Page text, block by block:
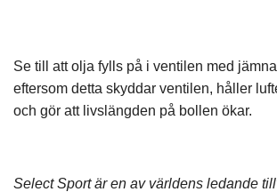
Se till att olja fylls på i ventilen med
eftersom detta skyddar ventilen, håller
och gör att livslängden på bollen ökar.
Select Sport är en av världens ledande